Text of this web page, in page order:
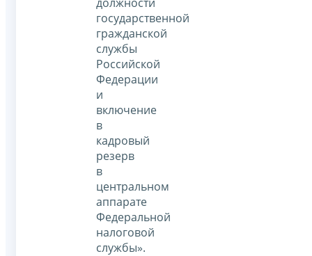
государственной
гражданской
службы
Российской
Федерации
и
включение
в
кадровый
резерв
в
центральном
аппарате
Федеральной
налоговой
службы».